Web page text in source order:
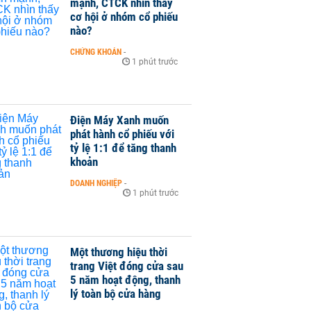
mạnh, CTCK nhìn thấy
cơ hội ở nhóm cổ phiếu
nào?
CHỨNG KHOÁN -
1 phút trước
Điện Máy Xanh muốn
phát hành cổ phiếu với
tỷ lệ 1:1 để tăng thanh
khoản
DOANH NGHIỆP -
1 phút trước
Một thương hiệu thời
trang Việt đóng cửa sau
5 năm hoạt động, thanh
lý toàn bộ cửa hàng